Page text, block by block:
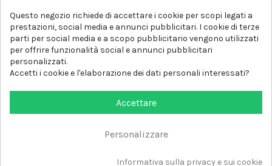
belli da vedere, ma che trasmettano anche un messaggio importante.
Che siate alla ricerca di una t-shirt unica e di tendenza, di una felpa
comoda e accogliente o di un accessorio esclusivo,D-SHIRTha
qualcosa per tutti.
Follow us
Questo negozio richiede di accettare i cookie per scopi legati a
prestazioni, social media e annunci pubblicitari. I cookie di terze
parti per social media e a scopo pubblicitario vengono utilizzati
per offrire funzionalità social e annunci pubblicitari
personalizzati.
Accetti i cookie e l'elaborazione dei dati personali interessati?
Accettare
Personalizzare
Informativa sulla privacy e sui cookie